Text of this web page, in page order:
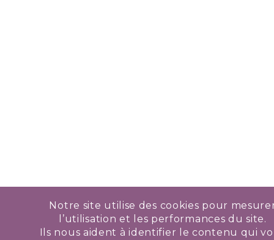
Notre site utilise des cookies pour
l’utilisation et les performances du site.
Ils nous aident à identifier le contenu qui